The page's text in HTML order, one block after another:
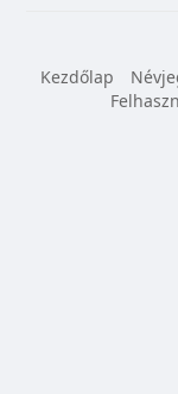
Kezdőlap